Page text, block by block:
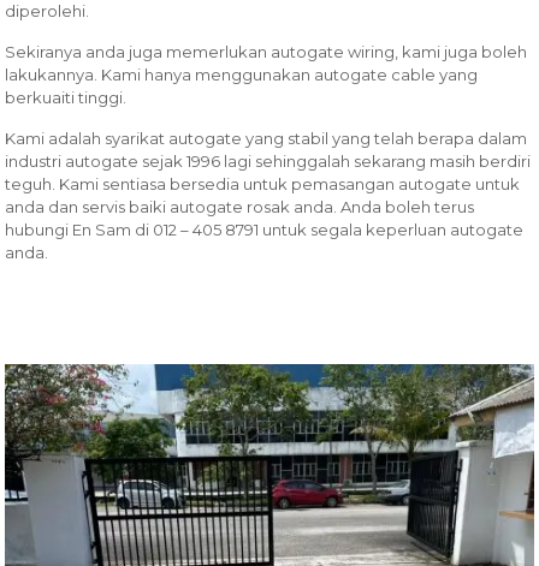
diperolehi.
Sekiranya anda juga memerlukan autogate wiring, kami juga boleh
lakukannya. Kami hanya menggunakan autogate cable yang
berkuaiti tinggi.
Kami adalah syarikat autogate yang stabil yang telah berapa dalam
industri autogate sejak 1996 lagi sehinggalah sekarang masih berdiri
teguh. Kami sentiasa bersedia untuk pemasangan autogate untuk
anda dan servis baiki autogate rosak anda. Anda boleh terus
hubungi En Sam di 012 – 405 8791 untuk segala keperluan autogate
anda.